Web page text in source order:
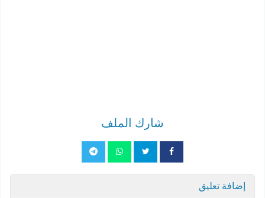
شارك الملف
إضافة تعليق